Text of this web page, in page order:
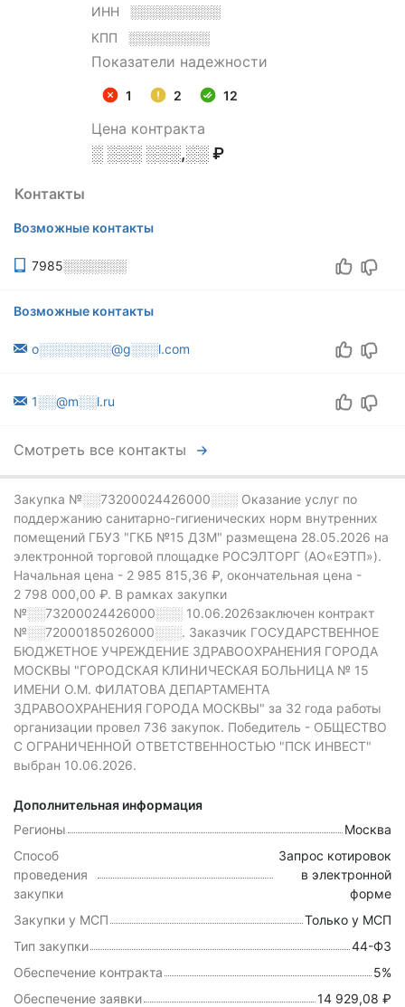
ИНН
░░░░░░░░░░
КПП
░░░░░░░░░
Показатели надежности
1 2 12
Цена контракта
░ ░░░ ░░░,░░ ₽
Контакты
Возможные контакты
7985░░░░░░░
Возможные контакты
o░░░░░░░░@g░░░l.com
1░░@m░░l.ru
Смотреть все контакты
Закупка №░░73200024426000░░░ Оказание услуг по
поддержанию санитарно-гигиенических норм внутренних
помещений ГБУЗ "ГКБ №15 ДЗМ" размещена 28.05.2026 на
электронной торговой площадке РОСЭЛТОРГ (АО«ЕЭТП»).
Начальная цена - 2 985 815,36 ₽, окончательная цена -
2 798 000,00 ₽. В рамках закупки
№░░73200024426000░░░ 10.06.2026заключен контракт
№░░72000185026000░░░. Заказчик ГОСУДАРСТВЕННОЕ
БЮДЖЕТНОЕ УЧРЕЖДЕНИЕ ЗДРАВООХРАНЕНИЯ ГОРОДА
МОСКВЫ "ГОРОДСКАЯ КЛИНИЧЕСКАЯ БОЛЬНИЦА № 15
ИМЕНИ О.М. ФИЛАТОВА ДЕПАРТАМЕНТА
ЗДРАВООХРАНЕНИЯ ГОРОДА МОСКВЫ" за 32 года работы
организации провел 736 закупок. Победитель - ОБЩЕСТВО
С ОГРАНИЧЕННОЙ ОТВЕТСТВЕННОСТЬЮ "ПСК ИНВЕСТ"
выбран 10.06.2026.
Дополнительная информация
Регионы
Москва
Способ
проведения
закупки
Запрос котировок
в электронной
форме
Закупки у МСП
Только у МСП
Тип закупки
44-ФЗ
Обеспечение контракта
5%
Обеспечение заявки
14 929,08 ₽